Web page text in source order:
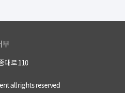
부
대로 110
all rights reserved